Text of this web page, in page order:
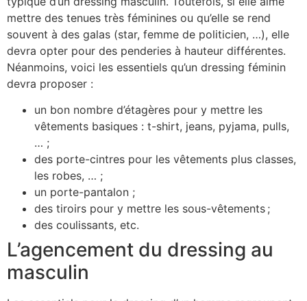
mettre des tenues très féminines ou qu’elle se rend
souvent à des galas (star, femme de politicien, …), elle
devra opter pour des penderies à hauteur différentes.
Néanmoins, voici les essentiels qu’un dressing féminin
devra proposer :
un bon nombre d’étagères pour y mettre les
vêtements basiques : t-shirt, jeans, pyjama, pulls,
… ;
des porte-cintres pour les vêtements plus classes,
les robes, … ;
un porte-pantalon ;
des tiroirs pour y mettre les sous-vêtements ;
des coulissants, etc.
L’agencement du dressing au
masculin